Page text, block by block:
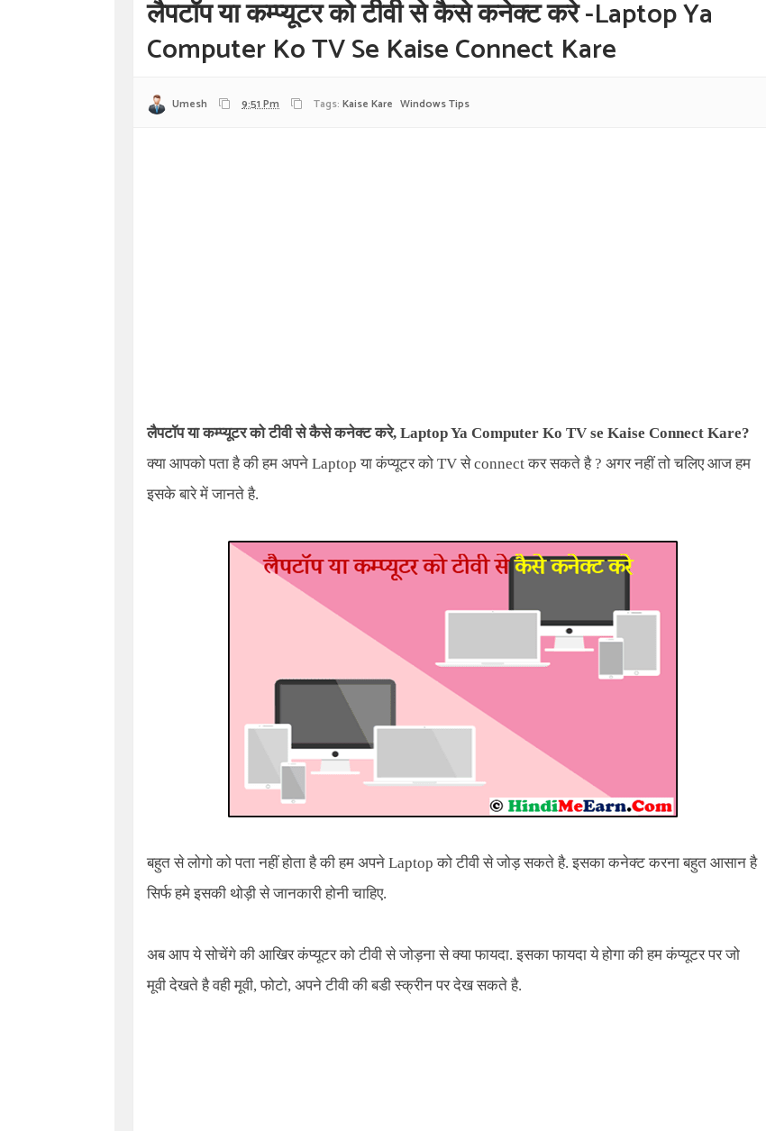
लैपटॉप या कम्प्यूटर को टीवी से कैसे कनेक्ट करे -Laptop Ya
Computer Ko TV Se Kaise Connect Kare
Umesh 9:51 Pm Tags: Kaise Kare Windows Tips
लैपटॉप या कम्प्यूटर को टीवी से कैसे कनेक्ट करे, Laptop Ya Computer Ko TV se Kaise Connect Kare?
क्या आपको पता है की हम अपने Laptopया कंप्यूटर को TVसेconnectकर सकते है ? अगर नहीं तो चलिए आज हम
इसके बारे में जानते है.
बहुत से लोगो को पता नहीं होता है की हम अपने Laptop को टीवी से जोड़ सकते है. इसका कनेक्ट करना बहुत आसान है
सिर्फ हमे इसकी थोड़ी से जानकारी होनी चाहिए.
अब आप ये सोचेंगे की आखिर कंप्यूटर को टीवी से जोड़ना से क्या फायदा. इसका फायदा ये होगा की हम कंप्यूटर पर जो
मूवी देखते है वही मूवी, फोटो, अपने टीवी की बडी स्क्रीन पर देख सकते है.